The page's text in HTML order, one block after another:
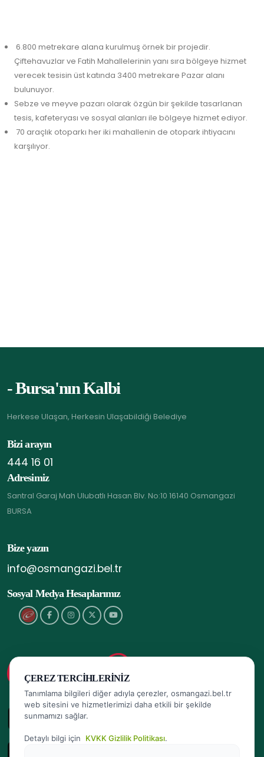
6.800 metrekare alana kurulmuş örnek bir projedir.
Çiftehavuzlar ve Fatih Mahallelerinin yanı sıra bölgeye hizmet
verecek tesisin üst katında 3400 metrekare Pazar alanı
bulunuyor.
Sebze ve meyve pazarı olarak özgün bir şekilde tasarlanan
tesis, kafeteryası ve sosyal alanları ile bölgeye hizmet ediyor.
70 araçlık otoparkı her iki mahallenin de otopark ihtiyacını
karşılıyor.
- Bursa'nın Kalbi
Herkese Ulaşan, Herkesin Ulaşabildiği Belediye
Bizi arayın
444 16 01
Adresimiz
Santral Garaj Mah Ulubatlı Hasan Blv. No:10 16140 Osmangazi
BURSA
Bize yazın
info@osmangazi.bel.tr
Sosyal Medya Hesaplarımız
ÇEREZ TERCIHLERINIZ
Tanımlama bilgileri diğer adıyla çerezler, osmangazi.bel.tr
web sitesini ve hizmetlerimizi daha etkili bir şekilde
sunmamızı sağlar.
Detaylı bilgi için KVKK Gizlilik Politikası.